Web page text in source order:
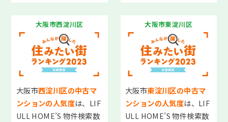
スタッフ紹介
お知らせ
初めの一歩個別相談会情報
不動産相続個別相談会情報
節税対策個別相談会情報
大阪市西淀川区
大阪市西淀川区の中古マ
ンションの人気度は、LIF
ULL HOME’S 物件検索数
大阪市東淀川区
大阪市東淀川区の中古マ
ンションの人気度は、LIF
ULL HOME’S 物件検索数